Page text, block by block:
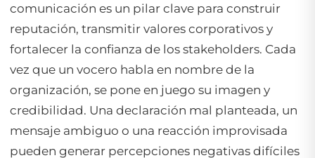
comunicación es un pilar clave para construir
reputación, transmitir valores corporativos y
fortalecer la confianza de los stakeholders. Cada
vez que un vocero habla en nombre de la
organización, se pone en juego su imagen y
credibilidad. Una declaración mal planteada, un
mensaje ambiguo o una reacción improvisada
pueden generar percepciones negativas difíciles